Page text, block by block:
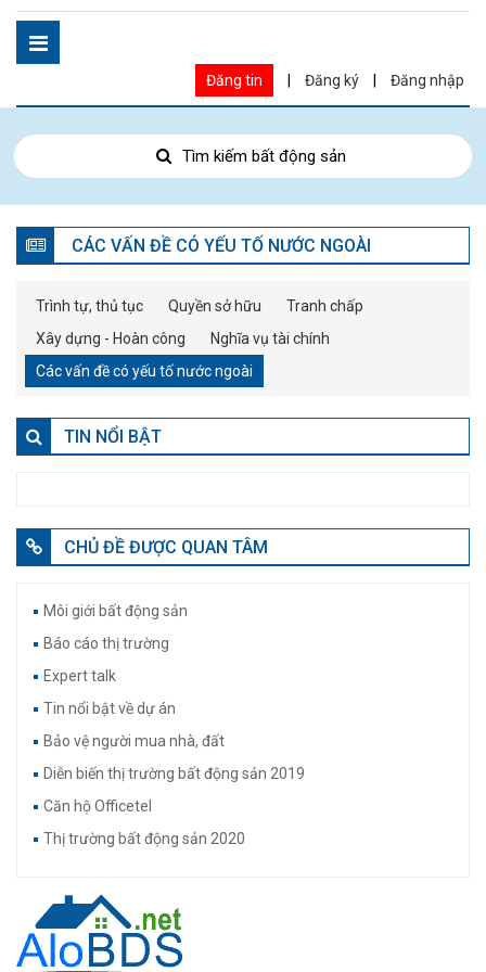
Đăng tin Đăng ký Đăng nhập
Tìm kiếm bất động sản
CÁC VẤN ĐỀ CÓ YẾU TỐ NƯỚC NGOÀI
Trình tự, thủ tục Quyền sở hữu
Tranh chấp
Xây dựng - Hoàn công
Nghĩa vụ tài chính
Các vấn đề có yếu tố nước ngoài
TIN NỔI BẬT
CHỦ ĐỀ ĐƯỢC QUAN TÂM
Môi giới bất động sản
Báo cáo thị trường
Expert talk
Tin nổi bật về dự án
Bảo vệ người mua nhà, đất
Diễn biến thị trường bất động sản 2019
Căn hộ Officetel
Thị trường bất động sản 2020